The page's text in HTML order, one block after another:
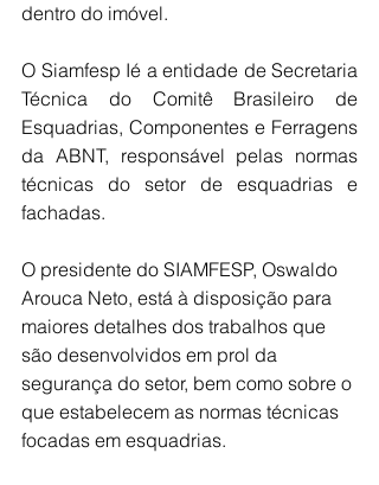
dentro do imóvel.
O Siamfesp Ié a entidade de Secretaria
Técnica do Comitê Brasileiro de
Esquadrias, Componentes e Ferragens
da ABNT, responsável pelas normas
técnicas do setor de esquadrias e
fachadas.
O presidente do SIAMFESP, Oswaldo
Arouca Neto, está à disposição para
maiores detalhes dos trabalhos que
são desenvolvidos em prol da
segurança do setor, bem como sobre o
que estabelecem as normas técnicas
focadas em esquadrias.